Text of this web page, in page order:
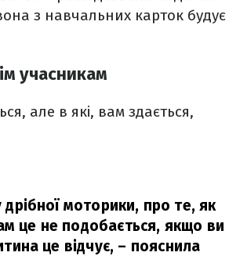
з навчальних карток будує
учасникам
але в які, вам здається,
моторики, про те, як
це не подобається, якщо ви
це відчує, – пояснила